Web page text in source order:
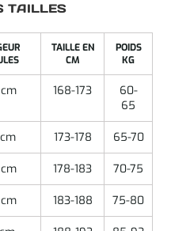
TAILLES
TAILLE EN
CM
POIDS
KG
168-173
60-
65
173-178 65-70
178-183 70-75
183-188 75-80